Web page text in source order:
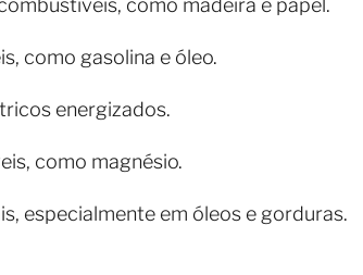
como madeira e papel.
como gasolina e óleo.
energizados.
como magnésio.
especialmente em óleos e gorduras.